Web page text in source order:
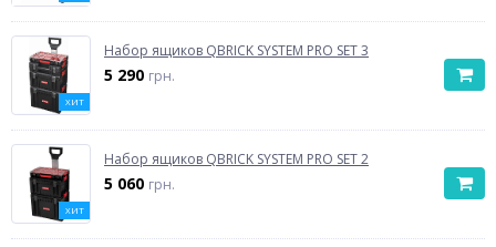
ХИТ
Набор ящиков QBRICK SYSTEM PRO SET 3
5 290 грн.
ХИТ
Набор ящиков QBRICK SYSTEM PRO SET 2
5 060 грн.